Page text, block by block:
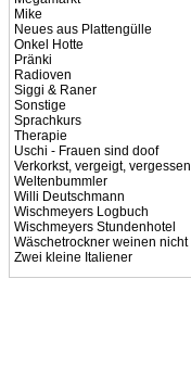
Mike
Neues aus Plattengülle
Onkel Hotte
Pränki
Radioven
Siggi & Raner
Sonstige
Sprachkurs
Therapie
Uschi - Frauen sind doof
Verkorkst, vergeigt, vergessen
Weltenbummler
Willi Deutschmann
Wischmeyers Logbuch
Wischmeyers Stundenhotel
Wäschetrockner weinen nicht
Zwei kleine Italiener